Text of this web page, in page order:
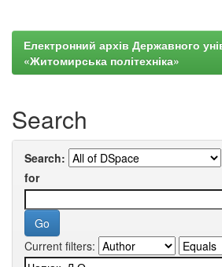
Електронний архів Державного
«Житомирська політехніка»
Search
Search:
for
Current filters: